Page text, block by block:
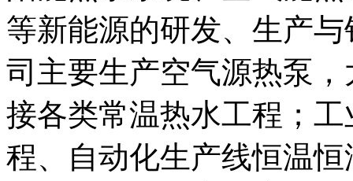
等新能源的研发、生产
司主要生产空气源热泵
接各类常温热水工程；
程、自动化生产线恒温